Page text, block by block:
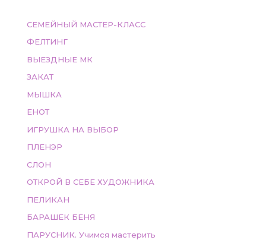
СЕМЕЙНЫЙ МАСТЕР-КЛАСС
ФЕЛТИНГ
ВЫЕЗДНЫЕ МК
ЗАКАТ
МЫШКА
ЕНОТ
ИГРУШКА НА ВЫБОР
ПЛЕНЭР
СЛОН
ОТКРОЙ В СЕБЕ ХУДОЖНИКА
ПЕЛИКАН
БАРАШЕК БЕНЯ
ПАРУСНИК. Учимся мастерить